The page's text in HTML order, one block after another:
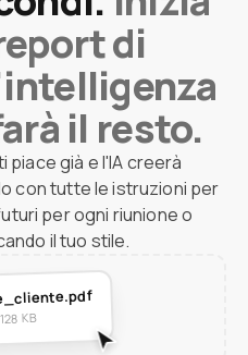
di
il resto.
piace già e l'IA creerà
con tutte le istruzioni per
per ogni riunione o
il tuo stile.
128 KB